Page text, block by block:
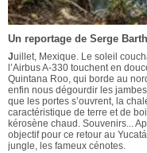
Un reportage de Serge Barth
Juillet, Mexique. Le soleil
l’Airbus A-330 touchent en
Quintana Roo, qui borde au
enfin nous dégourdir les
que les portes s’ouvrent, la
caractéristique de terre et de
kérosène chaud. Souvenirs...
objectif pour ce retour au
jungle, les fameux cénotes.